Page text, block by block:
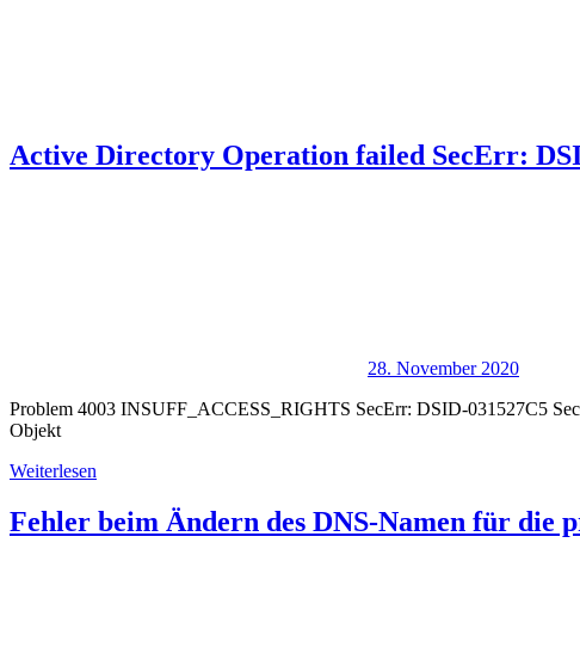
Active Directory Operation failed SecErr:
28. November 2020
Problem 4003 INSUFF_ACCESS_RIGHTS SecErr: DSID-031527C5
Objekt
Weiterlesen
Fehler beim Ändern des DNS-Namen für die